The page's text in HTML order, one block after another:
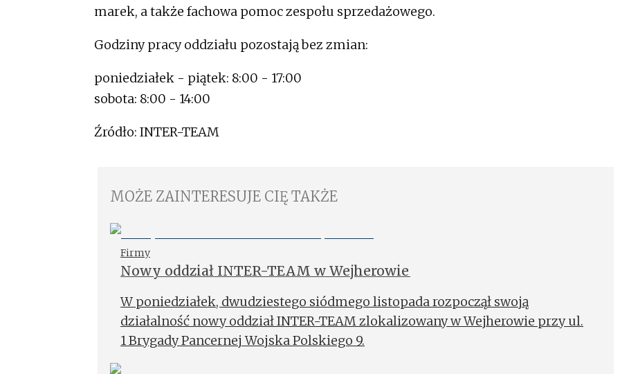
marek, a także fachowa pomoc zespołu sprzedażowego.
Godziny pracy oddziału pozostają bez zmian:
poniedziałek - piątek: 8:00 - 17:00
sobota: 8:00 - 14:00
Źródło: INTER-TEAM
MOŻE ZAINTERESUJE CIĘ TAKŻE
Firmy
Nowy oddział INTER-TEAM w Wejherowie
W poniedziałek, dwudziestego siódmego listopada rozpoczął swoją
działalność nowy oddział INTER-TEAM zlokalizowany w Wejherowie przy ul.
1 Brygady Pancernej Wojska Polskiego 9.